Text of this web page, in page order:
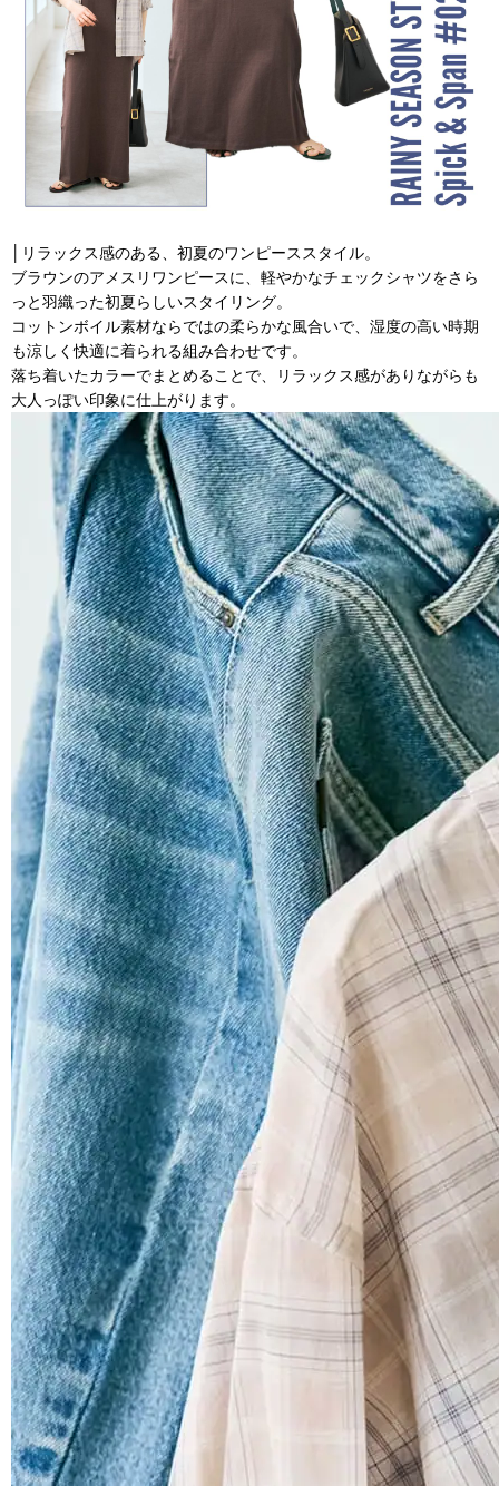
│リラックス感のある、初夏のワンピーススタイル。
ブラウンのアメスリワンピースに、軽やかなチェックシャツをさら
っと羽織った初夏らしいスタイリング。
コットンボイル素材ならではの柔らかな風合いで、湿度の高い時期
も涼しく快適に着られる組み合わせです。
落ち着いたカラーでまとめることで、リラックス感がありながらも
大人っぽい印象に仕上がります。